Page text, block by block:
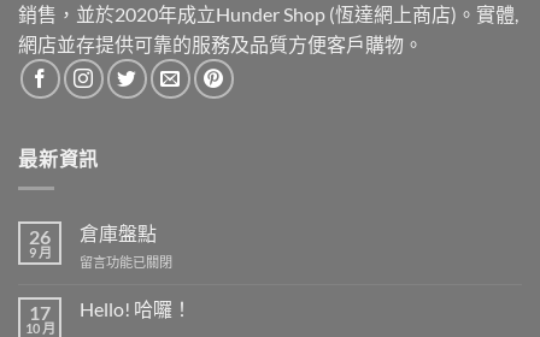
銷售，並於2020年成立Hunder Shop (恆達網上商店)。實體,
網店並存提供可靠的服務及品質方便客戶購物。
最新資訊
26
9 月
倉庫盤點
在
庫
盤
留言功能已關閉
17
10 月
Hello! 哈囉！